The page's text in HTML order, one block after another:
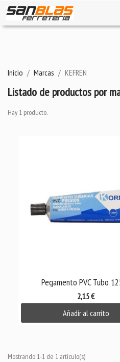
Inicio Marcas KEFREN
Listado de productos por
Hay 1 producto.
Vista rápida
Pegamento PVC Tubo
2,15 €
Añadir al carrito
Mostrando 1-1 de 1 artículo(s)